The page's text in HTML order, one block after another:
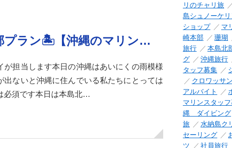
プラン🏝【沖縄のマリン…
が担当します本日の沖縄はあいにくの雨模様
ないと沖縄に住んでいる私たちにとっては
必須です本日は本島北…
リのチャリ旅
島シュノーケ
ショップ
マ
崎本部
珊瑚
旅行
本島北
グ
沖縄旅行
タッフ募集
クロワッサ
アルバイト
マリンスタッ
縄 ダイビング
旅
水納島ク
セーリング
ツ
社員旅行